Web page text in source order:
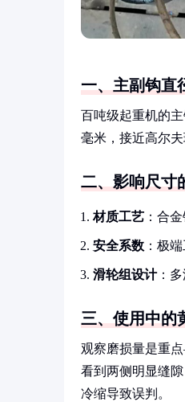
一、主副钩直
百吨级起重机的
毫米，接近高尔
二、影响尺寸
材质工艺 ：合
安全系数 ：极
滑轮组设计：
三、使用中的
观察磨损量是重
看到两侧明显缝
冷缩导致误判。